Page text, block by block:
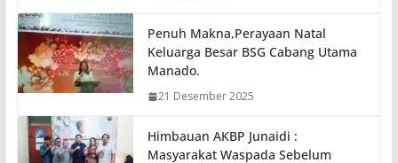
Penuh Makna,Perayaan Natal
Keluarga Besar BSG Cabang Utama
Manado.
21 Desember 2025
Himbauan AKBP Junaidi :
Masyarakat Waspada Sebelum